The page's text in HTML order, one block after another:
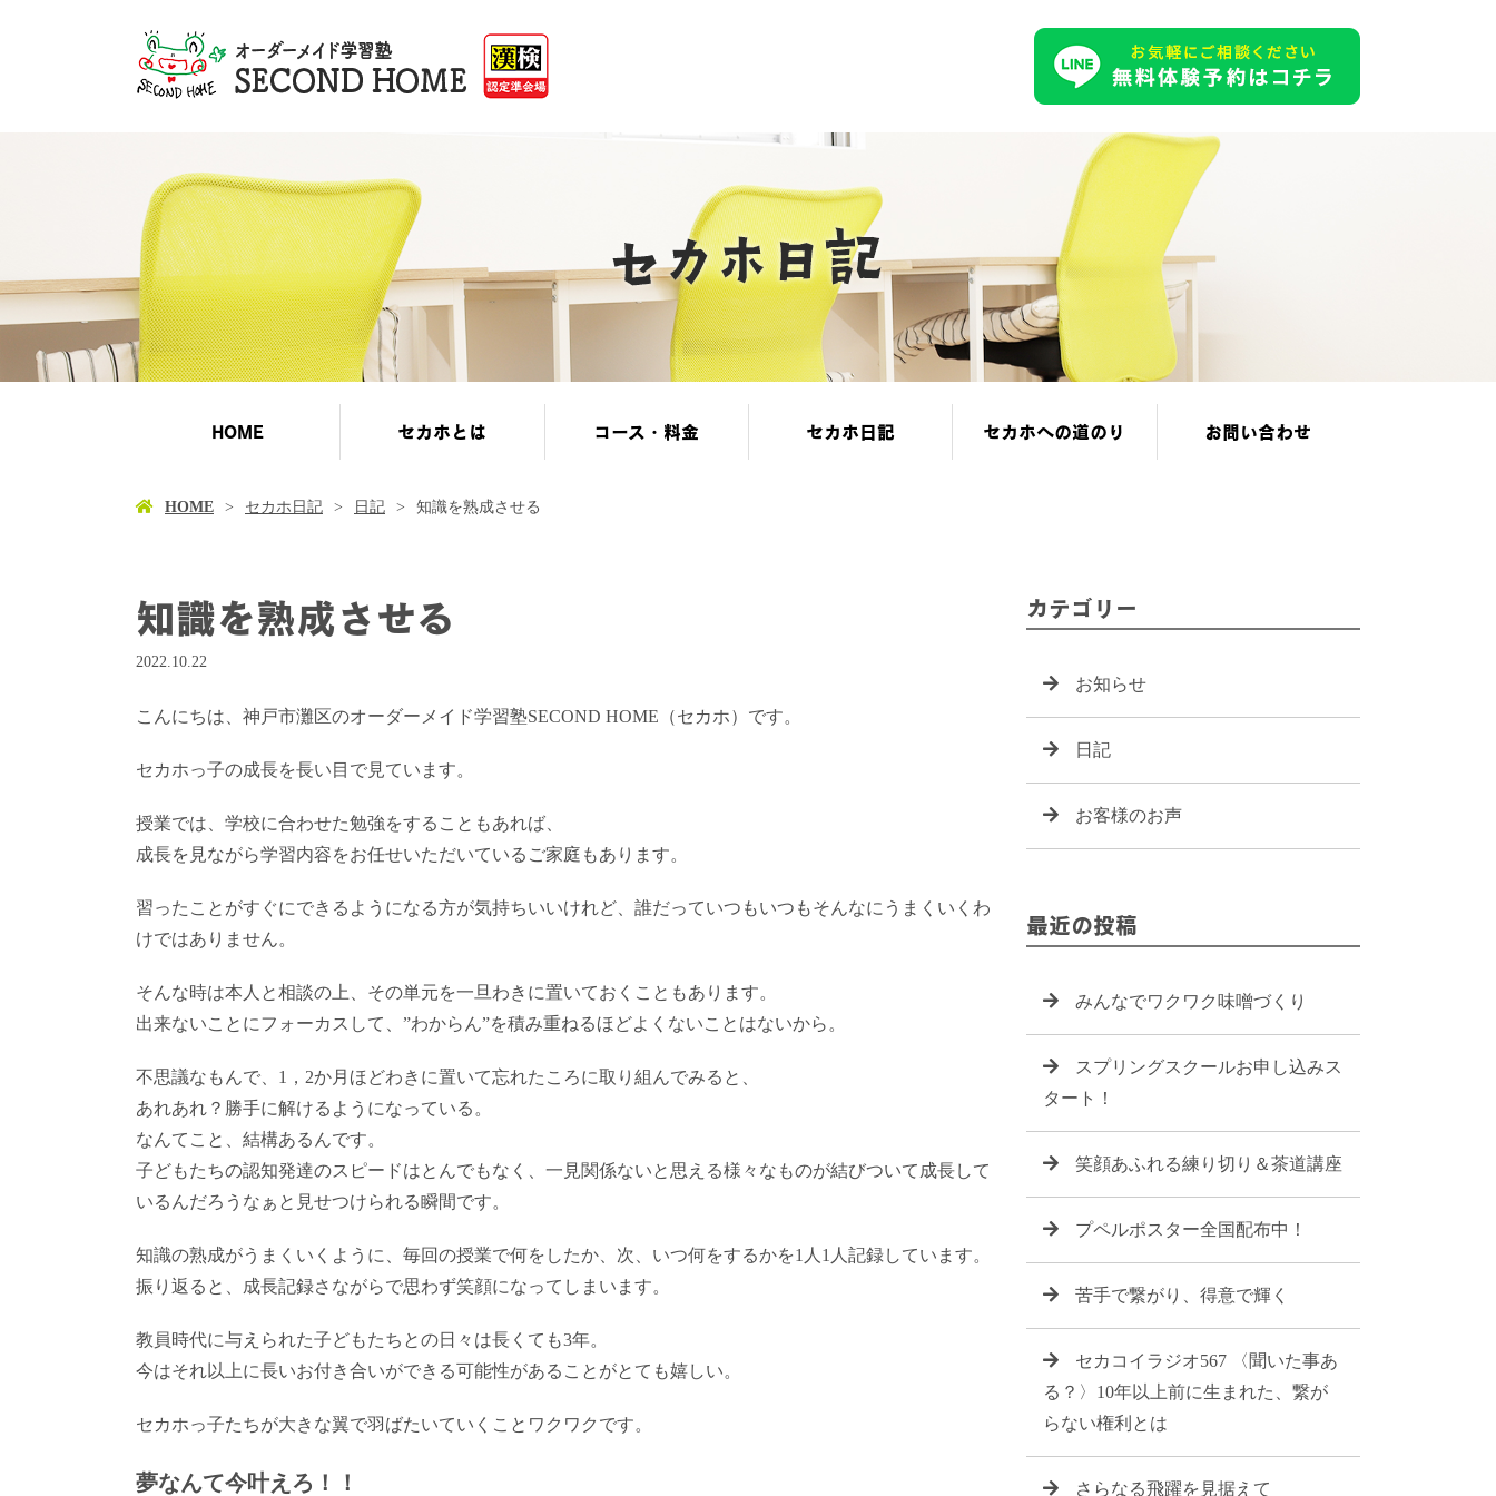
HOME セカホとは コース・料金 セカホ日記 セカホへの道のり お問い合わせ
HOME セカホ日記 日記 知識を熟成させる
知識を熟成させる
2022.10.22
こんにちは、神戸市灘区のオーダーメイド学習塾SECOND HOME（セカホ）です。
セカホっ子の成長を長い目で見ています。
授業では、学校に合わせた勉強をすることもあれば、
成長を見ながら学習内容をお任せいただいているご家庭もあります。
習ったことがすぐにできるようになる方が気持ちいいけれど、誰だっていつもいつもそんなにうまくいくわ
けではありません。
そんな時は本人と相談の上、その単元を一旦わきに置いておくこともあります。
出来ないことにフォーカスして、”わからん”を積み重ねるほどよくないことはないから。
不思議なもんで、1，2か月ほどわきに置いて忘れたころに取り組んでみると、
あれあれ？勝手に解けるようになっている。
なんてこと、結構あるんです。
子どもたちの認知発達のスピードはとんでもなく、一見関係ないと思える様々なものが結びついて成長して
いるんだろうなぁと見せつけられる瞬間です。
知識の熟成がうまくいくように、毎回の授業で何をしたか、次、いつ何をするかを1人1人記録しています。
振り返ると、成長記録さながらで思わず笑顔になってしまいます。
教員時代に与えられた子どもたちとの日々は長くても3年。
今はそれ以上に長いお付き合いができる可能性があることがとても嬉しい。
セカホっ子たちが大きな翼で羽ばたいていくことワクワクです。
夢なんて今叶えろ！！
カテゴリー
お知らせ
日記
お客様のお声
最近の投稿
みんなでワクワク味噌づくり
スプリングスクールお申し込みス
タート！
笑顔あふれる練り切り＆茶道講座
プペルポスター全国配布中！
苦手で繋がり、得意で輝く
セカコイラジオ567 〈聞いた事あ
る？〉10年以上前に生まれた、繋が
らない権利とは
さらなる飛躍を見据えて